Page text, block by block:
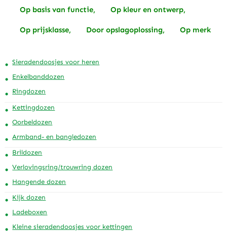
Op basis van functie, Op kleur en ontwerp,
Op prijsklasse, Door opslagoplossing, Op merk
Sieradendoosjes voor heren
Enkelbanddozen
Ringdozen
Kettingdozen
Oorbeldozen
Armband- en bangledozen
Brildozen
Verlovingsring/trouwring dozen
Hangende dozen
Kijk dozen
Ladeboxen
Kleine sieradendoosjes voor kettingen